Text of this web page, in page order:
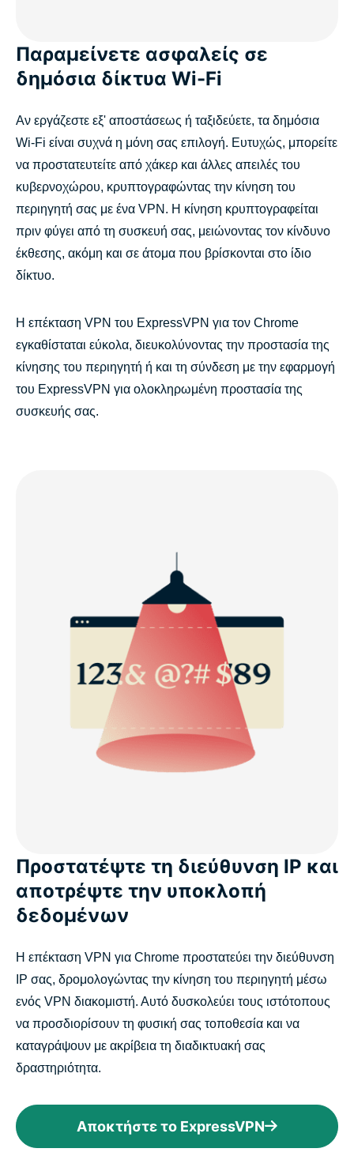
Παραμείνετε ασφαλείς σε
δημόσια δίκτυα Wi-Fi
Αν εργάζεστε εξ' αποστάσεως ή ταξιδεύετε, τα δημόσια
Wi-Fi είναι συχνά η μόνη σας επιλογή. Ευτυχώς, μπορείτε
να προστατευτείτε από χάκερ και άλλες απειλές του
κυβερνοχώρου, κρυπτογραφώντας την κίνηση του
περιηγητή σας με ένα VPN. Η κίνηση κρυπτογραφείται
πριν φύγει από τη συσκευή σας, μειώνοντας τον κίνδυνο
έκθεσης, ακόμη και σε άτομα που βρίσκονται στο ίδιο
δίκτυο.
Η επέκταση VPN του ExpressVPN για τον Chrome
εγκαθίσταται εύκολα, διευκολύνοντας την προστασία της
κίνησης του περιηγητή ή και τη σύνδεση με την εφαρμογή
του ExpressVPN για ολοκληρωμένη προστασία της
συσκευής σας.
Προστατέψτε τη διεύθυνση IP και
αποτρέψτε την υποκλοπή
δεδομένων
Η επέκταση VPN για Chrome προστατεύει την διεύθυνση
IP σας, δρομολογώντας την κίνηση του περιηγητή μέσω
ενός VPN διακομιστή. Αυτό δυσκολεύει τους ιστότοπους
να προσδιορίσουν τη φυσική σας τοποθεσία και να
καταγράψουν με ακρίβεια τη διαδικτυακή σας
δραστηριότητα.
Αποκτήστε το ExpressVPN